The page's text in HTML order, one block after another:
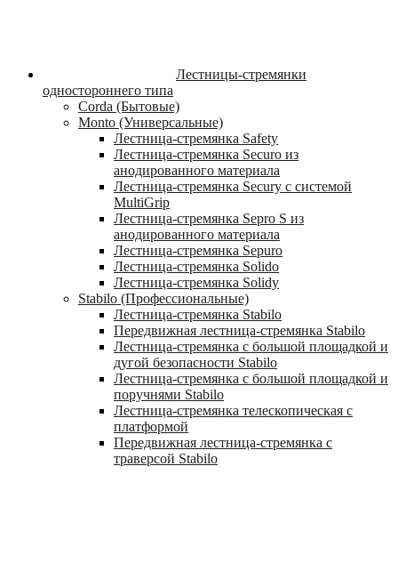
Лестницы-стремянки
одностороннего типа
Corda (Бытовые)
Monto (Универсальные)
Лестница-стремянка Safety
Лестница-стремянка Securo из
анодированного материала
Лестница-стремянка Secury с системой
MultiGrip
Лестница-стремянка Sepro S из
анодированного материала
Лестница-стремянка Sepuro
Лестница-стремянка Solido
Лестница-стремянка Solidy
Stabilo (Профессиональные)
Лестница-стремянка Stabilo
Передвижная лестница-стремянка Stabilo
Лестница-стремянка с большой площадкой и
дугой безопасности Stabilo
Лестница-стремянка с большой площадкой и
поручнями Stabilo
Лестница-стремянка телескопическая с
платформой
Передвижная лестница-стремянка с
траверсой Stabilo